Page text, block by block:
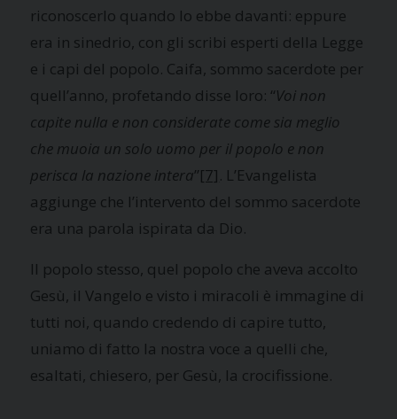
riconoscerlo quando lo ebbe davanti: eppure
era in sinedrio, con gli scribi esperti della Legge
e i capi del popolo. Caifa, sommo sacerdote per
quell’anno, profetando disse loro: “Voi non
capite nulla e non considerate come sia meglio
che muoia un solo uomo per il popolo e non
perisca la nazione intera”[7]. L’Evangelista
aggiunge che l’intervento del sommo sacerdote
era una parola ispirata da Dio.
Il popolo stesso, quel popolo che aveva accolto
Gesù, il Vangelo e visto i miracoli è immagine di
tutti noi, quando credendo di capire tutto,
uniamo di fatto la nostra voce a quelli che,
esaltati, chiesero, per Gesù, la crocifissione.